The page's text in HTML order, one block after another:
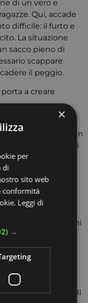
di un vero e
Qui, accade
difficile: il furto e
La situazione
sacco pieno di
scappare
il peggio.
porta a creare
don Bosco, il 31
a Kinshasa, in un
a parte un pezzo di
casa, priva di
di
scuola con
per
circa 3000 bambini
di una
la suora
a migliaia di
Chiunque
l’obiettivo è
l’analfabetismo. Il
×
per
di
sito web
conformità
Leggi di
→